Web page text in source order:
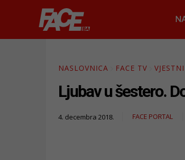
NASLOVNICA FACE TV
Ljubav u šestero.
4. decembra 2018. FACE PORTAL